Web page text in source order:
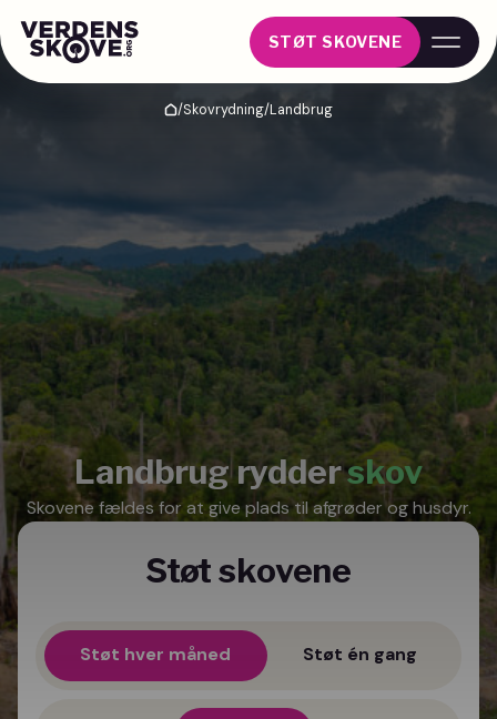
STØT SKOVENE
Hjem/Skovrydning/Landbrug
Landbrug rydderskov
Skovene fældes for at give plads til afgrøder og husdyr.
Støt skovene
Støt hver måned Støt én gang